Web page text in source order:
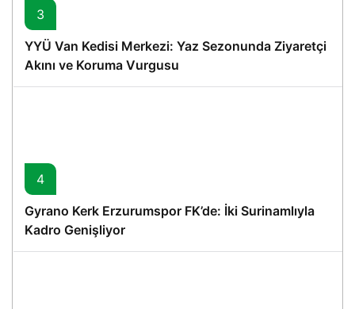
3
YYÜ Van Kedisi Merkezi: Yaz Sezonunda Ziyaretçi
Akını ve Koruma Vurgusu
4
Gyrano Kerk Erzurumspor FK’de: İki Surinamlıyla
Kadro Genişliyor